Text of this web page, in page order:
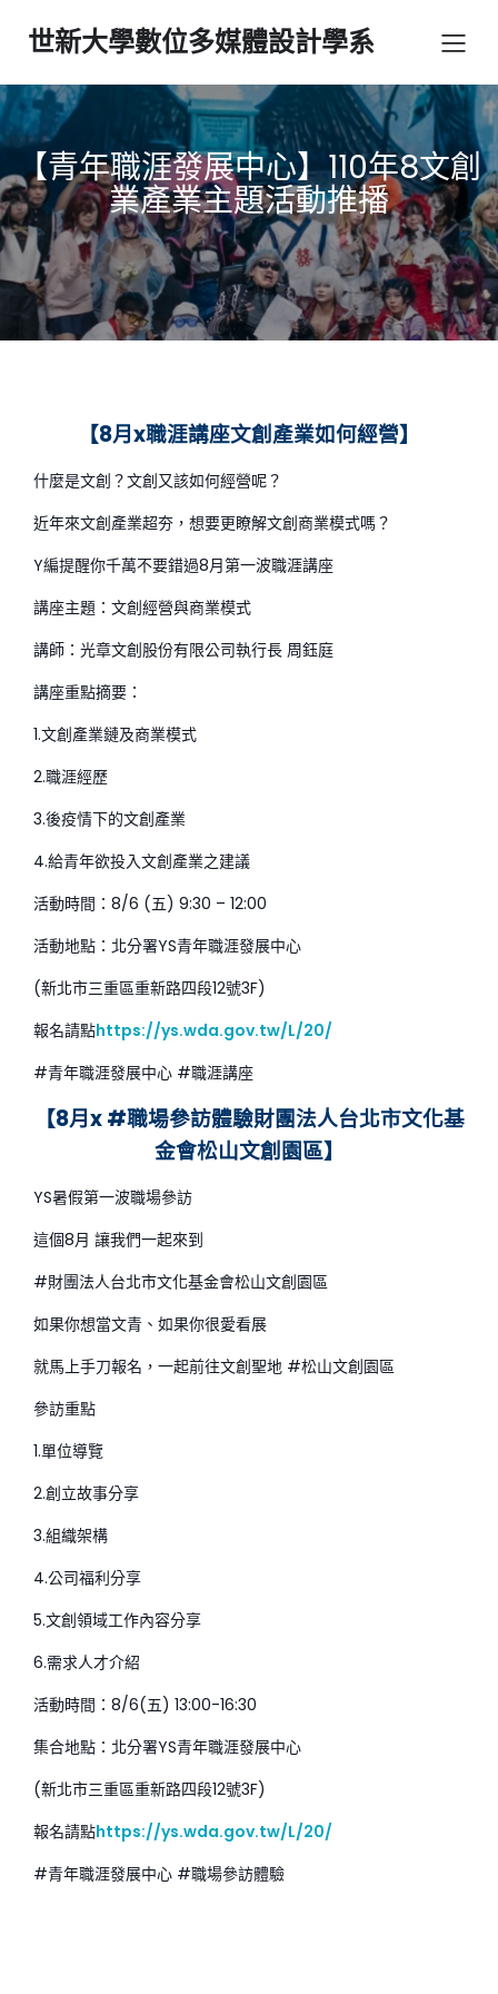
世新大學數位多媒體設計學系
【青年職涯發展中心】110年8文創
業產業主題活動推播
【8月x職涯講座文創產業如何經營】
什麼是文創？文創又該如何經營呢？
近年來文創產業超夯，想要更瞭解文創商業模式嗎？
Y編提醒你千萬不要錯過8月第一波職涯講座
講座主題：文創經營與商業模式
講師：光章文創股份有限公司執行長 周鈺庭
講座重點摘要：
1.文創產業鏈及商業模式
2.職涯經歷
3.後疫情下的文創產業
4.給青年欲投入文創產業之建議
活動時間：8/6 (五) 9:30 – 12:00
活動地點：北分署YS青年職涯發展中心
(新北市三重區重新路四段12號3F)
報名請點https://ys.wda.gov.tw/L/20/
#青年職涯發展中心 #職涯講座
【8月x #職場參訪體驗財團法人台北市文化基
金會松山文創園區】
YS暑假第一波職場參訪
這個8月 讓我們一起來到
#財團法人台北市文化基金會松山文創園區
如果你想當文青、如果你很愛看展
就馬上手刀報名，一起前往文創聖地 #松山文創園區
參訪重點
1.單位導覽
2.創立故事分享
3.組織架構
4.公司福利分享
5.文創領域工作內容分享
6.需求人才介紹
活動時間：8/6(五) 13:00-16:30
集合地點：北分署YS青年職涯發展中心
(新北市三重區重新路四段12號3F)
報名請點https://ys.wda.gov.tw/L/20/
#青年職涯發展中心 #職場參訪體驗